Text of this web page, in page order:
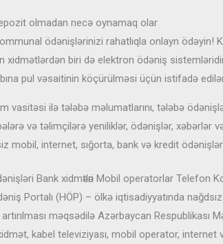
olmadan necə oynamaq olar
ödənişlərinizi rahatlıqla onlayn ödəyin!
xidmətlərdən biri də elektron ödəniş
pul vəsaitinin köçürülməsi üçün istifadə
vasitəsi ilə tələbə məlumatlarını, tələbə
və təlimçilərə yeniliklər, ödənişlər, xəbərlər
mobil, internet, sığorta, bank və kredit
Bank xidmәtlәri Mobil operatorlar Telefon
Portalı (HÖP) – ölkə iqtisadiyyatında
artırılması məqsədilə Azərbaycan Respublikası
kabel televiziyası, mobil operator, internet